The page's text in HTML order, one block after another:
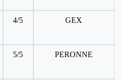
4/5 GEX
5/5 PERONNE